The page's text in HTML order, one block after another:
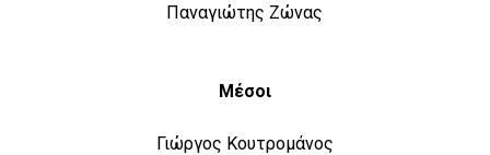
Παναγιώτης Ζώνας
Μέσοι
Γιώργος Κουτρομάνος